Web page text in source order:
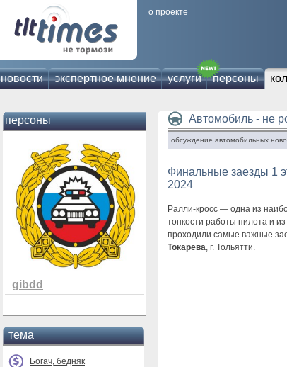
о проекте
новости экспертное мнение услуги персоны
персоны
gibdd
тема
Богач, бедняк
Автомобиль - не
обсуждение автомобильных
Финальные заезды 1
2024
Ралли-кросс — одна из
тонкости работы пилота и из
проходили самые важные
Токарева, г. Тольятти.